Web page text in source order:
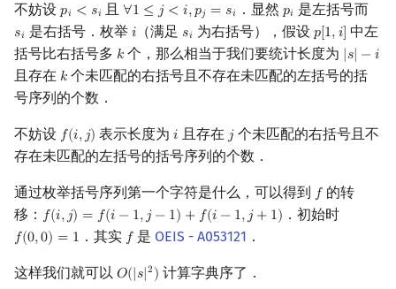
不妨设 𝑝𝑖 < 𝑠𝑖
pi <s 且∀1 ≤ 𝑗 < 𝑖,𝑝𝑗 = 𝑠𝑖
∀1≤j< i, pj=si ．显然 𝑝𝑖
pi 是左括号而
𝑠𝑖
si 是右括号．枚举 𝑖
i （满足 𝑠𝑖
si 为右括号），假设 𝑝[1,𝑖]
p[1, i] 中左
括号比右括号多 𝑘
k 个，那么相当于我们要统计长度为 |𝑠| −𝑖
|s −i
且存在 𝑘
k 个未匹配的右括号且不存在未匹配的左括号的括
号序列的个数．
不妨设 𝑓(𝑖,𝑗)
f(i,j) 表示长度为𝑖
i 且存在 𝑗
j个未匹配的右括号且不
存在未匹配的左括号的括号序列的个数．
通过枚举括号序列第一个字符是什么，可以得到 𝑓
f 的转
移： 𝑓(𝑖,𝑗) = 𝑓(𝑖 − 1,𝑗 − 1) + 𝑓(𝑖 − 1,𝑗 + 1)
f(i,j)=f i− 1,j−1 )+ f(i−1,j+ 1) ．初始时
𝑓(0,0) = 1
f(0,0)= 1 ．其实 𝑓
f 是 OEIS - A053121 ．
这样我们就可以 𝑂(|𝑠|2)
O(| s| 2) 计算字典序了．